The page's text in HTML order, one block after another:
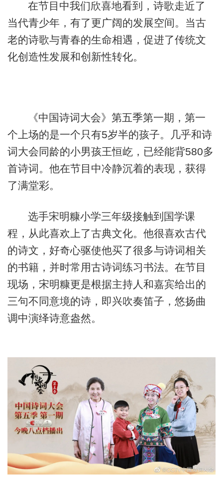
在节目中我们欣喜地看到，诗歌走近了
当代青少年，有了更广阔的发展空间。当古
老的诗歌与青春的生命相遇，促进了传统文
化创造性发展和创新性转化。
《中国诗词大会》第五季第一期，第一
个上场的是一个只有5岁半的孩子。几乎和诗
词大会同龄的小男孩王恒屹，已经能背580多
首诗词。他在节目中冷静沉着的表现，获得
了满堂彩。
选手宋明糠小学三年级接触到国学课
程，从此喜欢上了古典文化。他很喜欢古代
的诗文，好奇心驱使他买了很多与诗词相关
的书籍，并时常用古诗词练习书法。在节目
现场，宋明糠更是根据主持人和嘉宾给出的
三句不同意境的诗，即兴吹奏笛子，悠扬曲
调中演绎诗意盎然。